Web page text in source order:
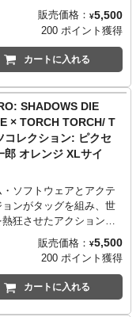
ズ（着丈／身幅／肩幅／袖
ズ （65cm／49cm／42cm
（69cm／52cm／46cm
）
（73cm／55cm／50cm
）
ズ （77cm／58cm／
24cm）
ズ （84cm／68cm／
26cm）
5.6oz ヘビーウェイトボ
み 綿90%、ポリエステ
5.6oz ヘビーウェイトボ
ンチャーゲーム
SHADOWS DIE
』。「TORCH TORCH」
ボレーションTシャツが
！
さとは裏腹に、なんと8
シルクスクリーンを使用
まった謎の豪華仕様。
っかりとした厚みの5.6
採用。着心地が良く、
っても型崩れしづらく風
出るのが特徴です。
ズ（着丈／身幅／肩幅／袖
（65cm／49cm／42cm
販売価格： ¥5,500
200 ポイント獲得
カートに入れる
SHADOWS DIE
× TORCH TORCH/ T
コレクション: ピクセ
郎 オレンジ XLサイ
・ソフトウェアとアクテ
ョンがタッグを組み、世
狂させたアクション・
ンチャーゲーム
SHADOWS DIE
』。「TORCH TORCH」
ボレーションTシャツが
！
販売価格： ¥5,500
200 ポイント獲得
カートに入れる